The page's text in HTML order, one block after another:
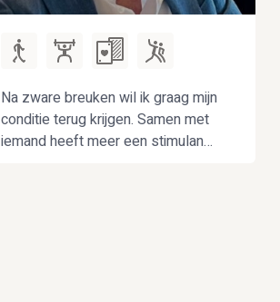
Na zware breuken wil ik graag mijn
conditie terug krijgen. Samen met
iemand heeft meer een stimulans